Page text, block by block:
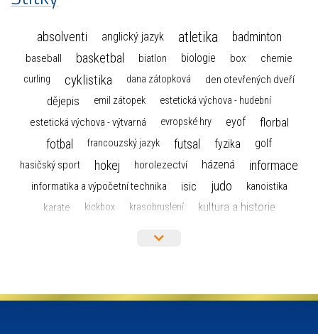
absolventi anglický jazyk atletika badminton
baseball basketbal biatlon biologie box chemie
curling cyklistika dana zátopková den otevřených dveří
dějepis emil zátopek estetická výchova - hudební
estetická výchova - výtvarná evropské hry eyof florbal
fotbal francouzský jazyk futsal fyzika golf
hasičský sport hokej horolezectví házená informace
informatika a výpočetní technika isic judo
kanoistika
karate
kickbox krasobruslení
kultura a historie
olympiáda dětí a mládeže organizace plavání